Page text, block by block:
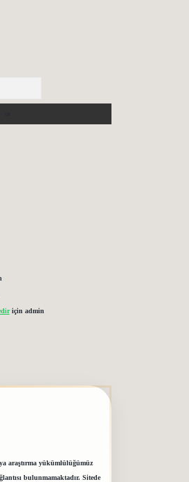
için admin
araştırma yükümlülüğümüz
bulunmamaktadır. Sitede